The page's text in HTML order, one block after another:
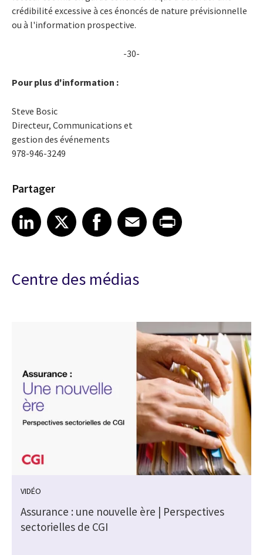
crédibilité excessive à ces énoncés de nature prévisionnelle
ou à l'information prospective.
-30-
Pour plus d'information :
Steve Bosic
Directeur, Communications et
gestion des événements
978-946-3249
Partager
Share article on LinkedIn
LinkedIn
Share article on XShare article on Facebook
Facebook
Share article on Email
EmailShare article on Print
Centre des médias
VIDÉO
Assurance : une nouvelle ère | Perspectives
sectorielles de CGI